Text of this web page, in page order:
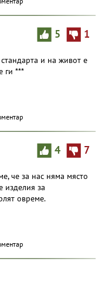
5 1
и на живот е
ги ***
4 7
че за нас няма място
изделия за
овреме.